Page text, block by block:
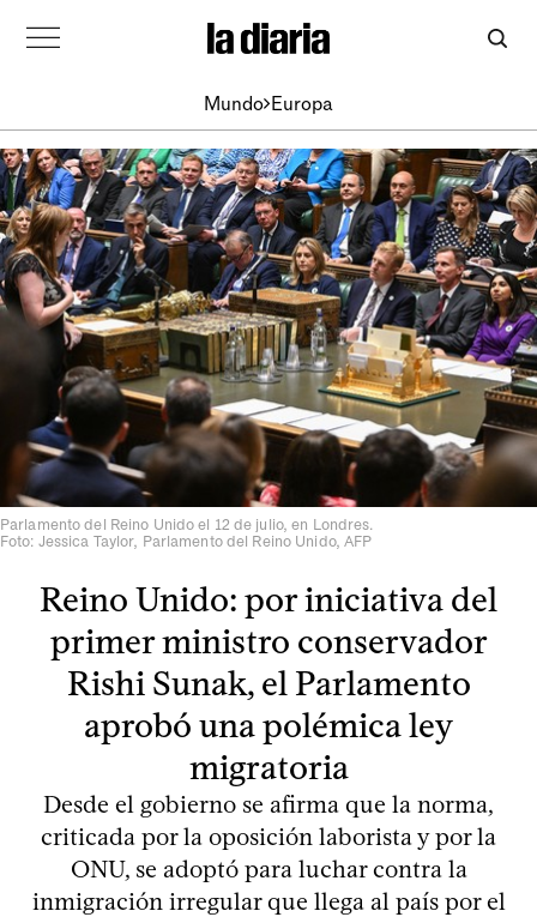
Mundo Europa
Parlamento del Reino Unido el 12 de julio, en Londres.
Foto: Jessica Taylor, Parlamento del Reino Unido, AFP
Reino Unido: por iniciativa del
primer ministro conservador
Rishi Sunak, el Parlamento
aprobó una polémica ley
migratoria
Desde el gobierno se afirma que la norma,
criticada por la oposición laborista y por la
ONU, se adoptó para luchar contra la
inmigración irregular que llega al país por el